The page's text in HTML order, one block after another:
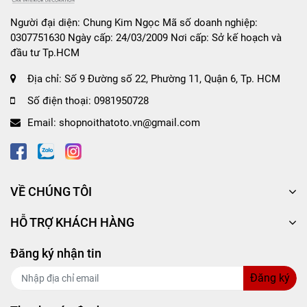
Tại sao bạn nên chọn Bóng Đèn Xenon OSRAM
Original D3S 66340 12V 35W tại Shop nội thất ô
tô CIND?
- Cam kết cung cấp Bóng Đèn Xenon OSRAM
Original D3S 66340 12V 35W chính hãng 100%.
- Cam kết hoàn tiền 200% nếu khách hàng phát hiện
sản phẩm là hàng fake.
- Giao hàng nhanh chóng, hỗ trợ thanh toán COD
- Chính sách tư vấn, chăm sóc khách hàng chu đáo,
chuyên nghiệp.
Người đại diện: Chung Kim Ngọc Mã số doanh nghiệp:
0307751630 Ngày cấp: 24/03/2009 Nơi cấp: Sở kế hoạch và
đầu tư Tp.HCM
Địa chỉ: Số 9 Đường số 22, Phường 11, Quận 6, Tp. HCM
Số điện thoại: 0981950728
Email: shopnoithatoto.vn@gmail.com
VỀ CHÚNG TÔI
HỖ TRỢ KHÁCH HÀNG
Đăng ký nhận tin
Đăng ký